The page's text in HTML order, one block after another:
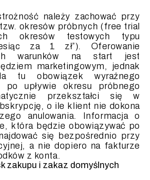
należy zachować przy
okresów próbnych (free trial
okresów testowych typu
za 1 zł”). Oferowanie
warunków na start jest
marketingowym, jednak
tu obowiązek wyraźnego
po upływie okresu próbnego
przekształci się w
o ile klient nie dokona
anulowania. Informacja o
która będzie obowiązywać po
się bezpośrednio przy
a nie dopiero na fakturze
z konta.
zakupu i zakaz domyślnych